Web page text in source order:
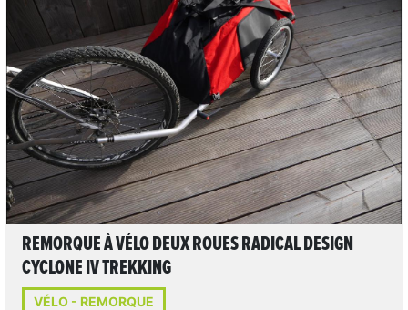
LIRE L'ARTICLE
REMORQUE À VÉLO DEUX ROUES RADICAL DESIGN
CYCLONE IV TREKKING
VÉLO - REMORQUE